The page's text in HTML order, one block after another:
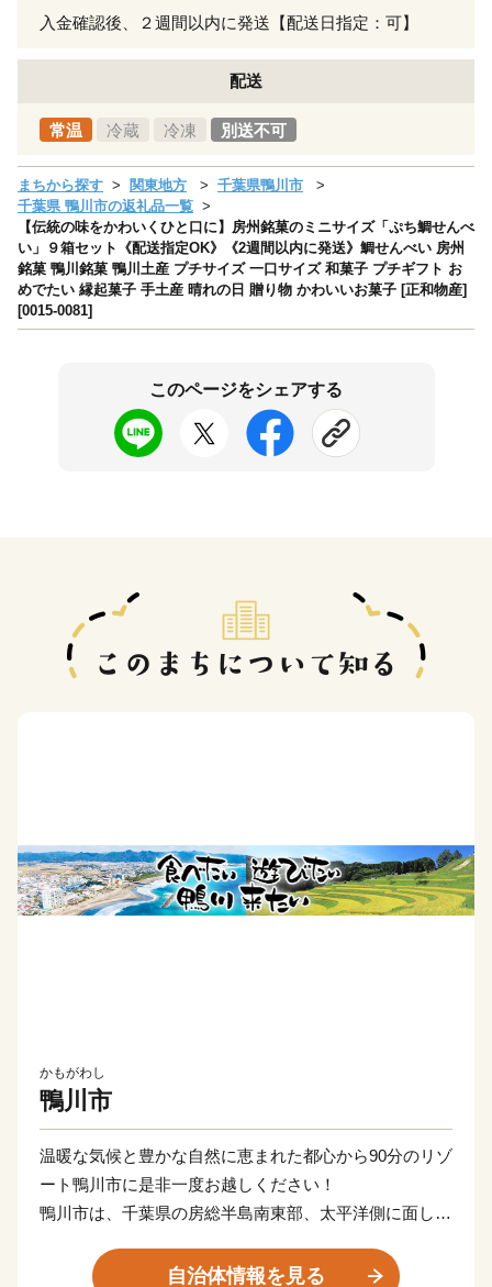
入金確認後、２週間以内に発送【配送日指定：可】
配送
常温 冷蔵 冷凍 別送不可
まちから探す 関東地方
千葉県鴨川市
千葉県 鴨川市の返礼品一覧
【伝統の味をかわいくひと口に】房州銘菓のミニサイズ「ぷち鯛せんべ
い」９箱セット《配送指定OK》《2週間以内に発送》鯛せんべい 房州
銘菓 鴨川銘菓 鴨川土産 プチサイズ 一口サイズ 和菓子 プチギフト お
めでたい 縁起菓子 手土産 晴れの日 贈り物 かわいいお菓子 [正和物産]
[0015-0081]
このページをシェアする
かもがわし
鴨川市
温暖な気候と豊かな自然に恵まれた都心から90分のリゾ
ート鴨川市に是非一度お越しください！
鴨川市は、千葉県の房総半島南東部、太平洋側に面し、
る嶺岡山系との間に、米どころとして知られる長狭平野
自治体情報を見る